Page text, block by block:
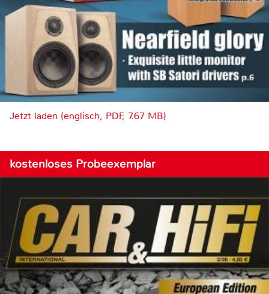
Jetzt laden (englisch, PDF, 7.67 MB)
kostenloses Probeexemplar